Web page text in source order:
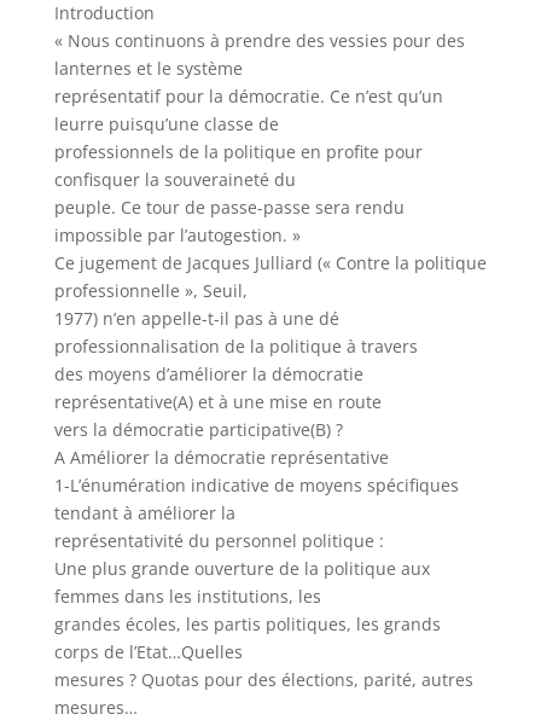
Introduction
« Nous continuons à prendre des vessies pour des
lanternes et le système
représentatif pour la démocratie. Ce n’est qu’un
leurre puisqu’une classe de
professionnels de la politique en profite pour
confisquer la souveraineté du
peuple. Ce tour de passe-passe sera rendu
impossible par l’autogestion. »
Ce jugement de Jacques Julliard (« Contre la politique
professionnelle », Seuil,
1977) n’en appelle-t-il pas à une dé
professionnalisation de la politique à travers
des moyens d’améliorer la démocratie
représentative(A) et à une mise en route
vers la démocratie participative(B) ?
A Améliorer la démocratie représentative
1-L’énumération indicative de moyens spécifiques
tendant à améliorer la
représentativité du personnel politique :
Une plus grande ouverture de la politique aux
femmes dans les institutions, les
grandes écoles, les partis politiques, les grands
corps de l’Etat…Quelles
mesures ? Quotas pour des élections, parité, autres
mesures…